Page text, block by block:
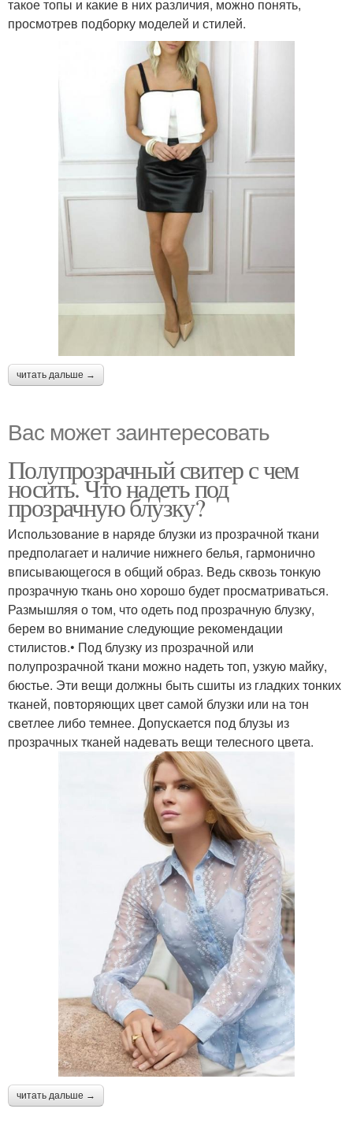
такое топы и какие в них различия, можно понять,
просмотрев подборку моделей и стилей.
читать дальше →
Вас может заинтересовать
Полупрозрачный свитер с чем
носить. Что надеть под
прозрачную блузку?
Использование в наряде блузки из прозрачной ткани
предполагает и наличие нижнего белья, гармонично
вписывающегося в общий образ. Ведь сквозь тонкую
прозрачную ткань оно хорошо будет просматриваться.
Размышляя о том, что одеть под прозрачную блузку,
берем во внимание следующие рекомендации
стилистов.• Под блузку из прозрачной или
полупрозрачной ткани можно надеть топ, узкую майку,
бюстье. Эти вещи должны быть сшиты из гладких тонких
тканей, повторяющих цвет самой блузки или на тон
светлее либо темнее. Допускается под блузы из
прозрачных тканей надевать вещи телесного цвета.
читать дальше →